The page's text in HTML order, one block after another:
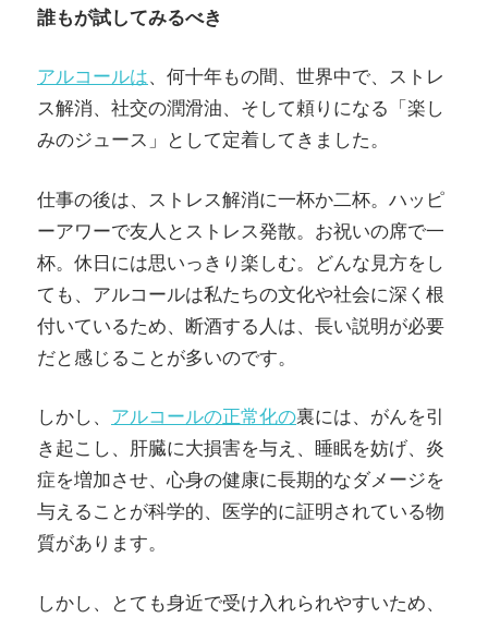
誰もが試してみるべき
アルコールは、何十年もの間、世界中で、ストレ
ス解消、社交の潤滑油、そして頼りになる「楽し
みのジュース」として定着してきました。
仕事の後は、ストレス解消に一杯か二杯。ハッピ
ーアワーで友人とストレス発散。お祝いの席で一
杯。休日には思いっきり楽しむ。どんな見方をし
ても、アルコールは私たちの文化や社会に深く根
付いているため、断酒する人は、長い説明が必要
だと感じることが多いのです。
しかし、 アルコールの正常化の裏には、がんを引
き起こし、肝臓に大損害を与え、睡眠を妨げ、炎
症を増加させ、心身の健康に長期的なダメージを
与えることが科学的、医学的に証明されている物
質があります。
しかし、とても身近で受け入れられやすいため、